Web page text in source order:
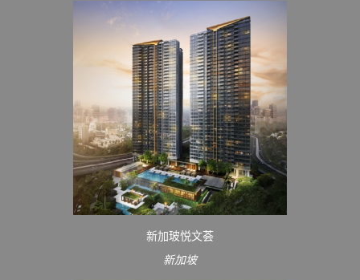
新加玻悦文荟
新加坡